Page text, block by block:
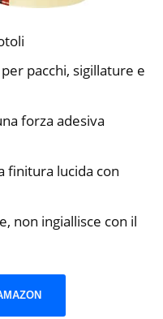
pacchi, sigillature e
forza adesiva
finitura lucida con
non ingiallisce con il